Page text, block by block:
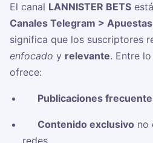
El canal LANNISTER BETS
Canales Telegram >
significa que los suscriptores
enfocado y relevante. Entre
ofrece:
Publicaciones
Contenido exclusivo no